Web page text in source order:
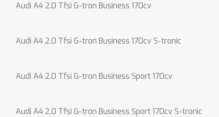
Audi A4 2.0 Tfsi G-tron Business 170cv
Audi A4 2.0 Tfsi G-tron Business 170cv S-tronic
Audi A4 2.0 Tfsi G-tron Business Sport 170cv
Audi A4 2.0 Tfsi G-tron Business Sport 170cv S-tronic